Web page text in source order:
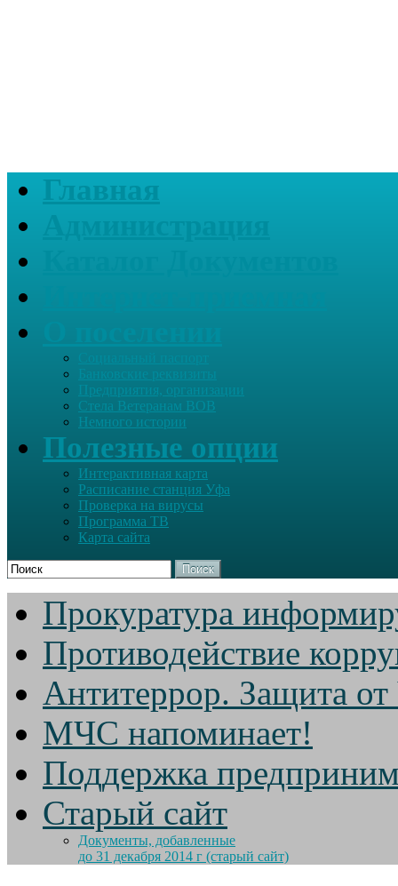
Главная
Банковские реквизиты
Предприятия, организации
Стела Ветеранам ВОВ
Немного истории
Полезные опции
Интерактивная карта
Расписание станция Уфа
Проверка на вирусы
Программа ТВ
Карта сайта
Поиск
Прокуратура
Противодействие
Антитеррор. Защита
МЧС напоминает!
Поддержка
Старый сайт
Документы, добавленные
до 31 декабря 2014 г (старый сайт)